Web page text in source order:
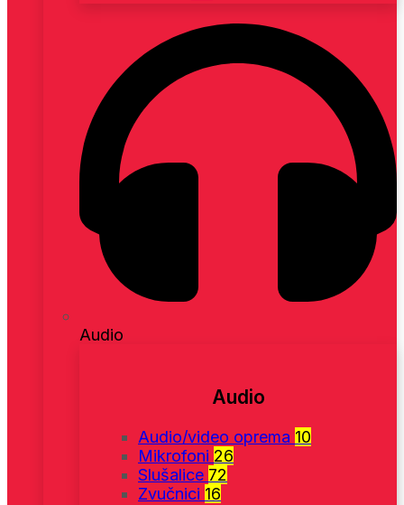
Audio
Audio
Audio/video oprema 10
Mikrofoni 26
Slušalice 72
Zvučnici 16